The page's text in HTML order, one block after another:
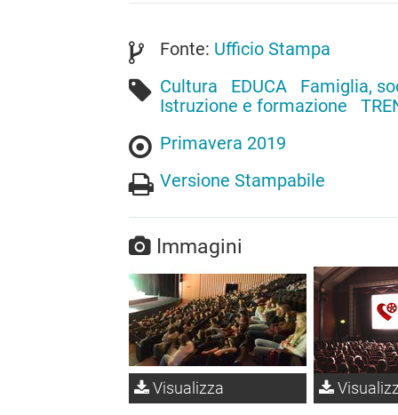
Fonte: Ufficio Stampa
Cultura
EDUCA
Famiglia,
Istruzione e formazione
Primavera 2019
Versione Stampabile
Immagini
Visualizza